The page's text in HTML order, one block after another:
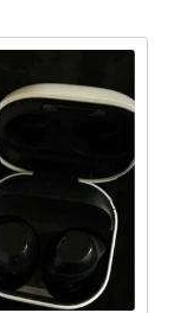
ายประเภทสินค้าที่
มาร์ตโฟน (iPhone,
/ คอมพิวเตอร์ /
ฟ้าเล็ก / เครื่องใช้
ล / อุปกรณ์ถ่ายภาพ
ประเมินราคาตาม
อมจ่ายเงินสดทันใจ
ทุกมุม ห้องนิรภัย
าย / ความสูญหาย
ริการ เก็บสลิป /
น ไถ่ถอนก่อนหมด
บจำนำเทอร์มิ
นที ไม่รอนาน รับ
ำพลัส
เทพฯ โทรศัพท์ มือ
มเลือก รับจำนำพลัส
ำพลัส ให้บริการรับ
ทรศัพท์มือถือ
ประเมินราคาอย่าง
นาที เรามีมาตรฐาน
ค้าทุกชิ้นอย่างดี
มงานเชี่ยวชาญ
ไม่ต้องรอนาน การ